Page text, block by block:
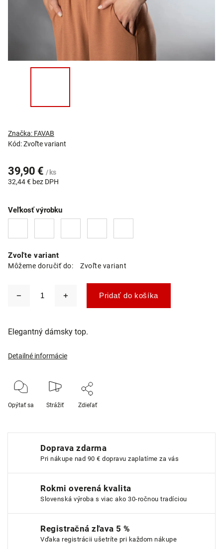
Kód:Zvoľte variant
Značka: FAVAB
39,90 € / ks
32,44 € bez DPH
Zvoľte variant
Môžeme doručiť do: Zvoľte variant
Veľkosť výrobku
Pridať do košíka
Elegantný dámsky top.
Detailné informácie
Opýtať sa Strážiť Zdieľať
Doprava zdarma
Pri nákupe nad 90 € dopravu zaplatíme za vás
Rokmi overená kvalita
Slovenská výroba s viac ako 30-ročnou tradíciou
Registračná zľava 5 %
Vďaka registrácii ušetríte pri každom nákupe